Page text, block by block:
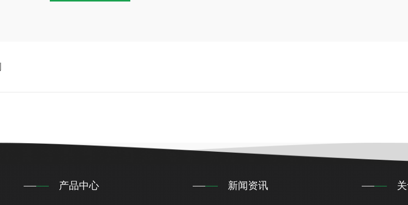
产品中心 新闻资讯